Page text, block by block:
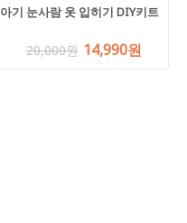
아기 눈사람 옷 입히기 DIY키트
20,000원 14,990원